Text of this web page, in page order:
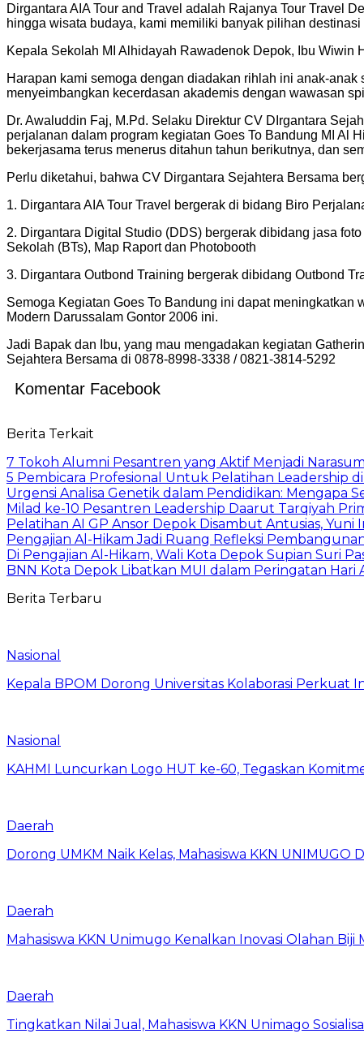
Dirgantara AIA Tour and Travel adalah Rajanya Tour Travel
hingga wisata budaya, kami memiliki banyak pilihan
Kepala Sekolah MI Alhidayah Rawadenok Depok, Ibu
Harapan kami semoga dengan diadakan rihlah ini anak-
menyeimbangkan kecerdasan akademis dengan wawasan
Dr. Awaluddin Faj, M.Pd. Selaku Direktur CV DIrgantara
perjalanan dalam program kegiatan Goes To Bandung MI Al
bekerjasama terus menerus ditahun tahun berikutnya, dan
Perlu diketahui, bahwa CV Dirgantara Sejahtera Bersama
1. Dirgantara AIA Tour Travel bergerak di bidang Biro
2. ⁠Dirgantara Digital Studio (DDS) bergerak dibidang jasa
Sekolah (BTs), Map Raport dan Photobooth
3. ⁠Dirgantara Outbond Training bergerak dibidang Outbond
Semoga Kegiatan Goes To Bandung ini dapat
Modern Darussalam Gontor 2006 ini.
Jadi Bapak dan Ibu, yang mau mengadakan kegiatan
Sejahtera Bersama di 0878-8998-3338 / 0821-3814-5292
Komentar Facebook
Berita Terkait
7 Tokoh Alumni Pesantren yang Aktif Menjadi
5 Pembicara Profesional Untuk Pelatihan Leadership
Urgensi Analisa Genetik dalam Pendidikan: Mengapa
Milad ke-10 Pesantren Leadership Daarut Tarqiyah
Pelatihan AI GP Ansor Depok Disambut Antusias,
Pengajian Al-Hikam Jadi Ruang Refleksi
Di Pengajian Al-Hikam, Wali Kota Depok Supian Suri
BNN Kota Depok Libatkan MUI dalam Peringatan
Berita Terbaru
Nasional
Kepala BPOM Dorong Universitas Kolaborasi Perkuat
Nasional
KAHMI Luncurkan Logo HUT ke-60, Tegaskan
Daerah
Dorong UMKM Naik Kelas, Mahasiswa KKN
Daerah
Mahasiswa KKN Unimugo Kenalkan Inovasi Olahan
Daerah
Tingkatkan Nilai Jual, Mahasiswa KKN Unimago